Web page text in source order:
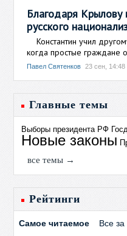
Благодаря
русского
Константин учил
когда простые граждане
Павел Святенков 23 сен, 14:48
Главные темы
Выборы президента РФ
Новые законы
все темы →
Рейтинги
Самое читаемое Все за